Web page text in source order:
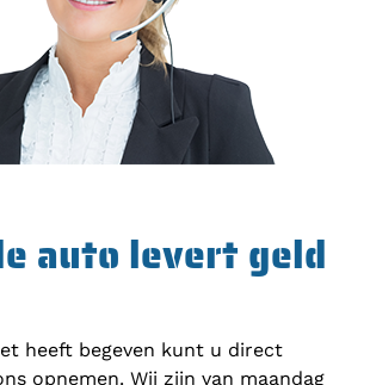
auto levert geld
heeft begeven kunt u direct
opnemen. Wij zijn van maandag